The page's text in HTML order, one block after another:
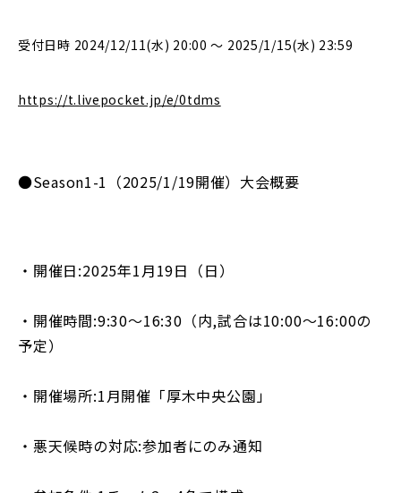
受付日時 2024/12/11(水) 20:00 〜 2025/1/15(水) 23:59
https://t.livepocket.jp/e/0tdms
●Season1-1（2025/1/19開催）大会概要
・開催日:2025年1月19日（日）
・開催時間:9:30〜16:30（内,試合は10:00〜16:00の
予定）
・開催場所:1月開催「厚木中央公園」
・悪天候時の対応:参加者にのみ通知